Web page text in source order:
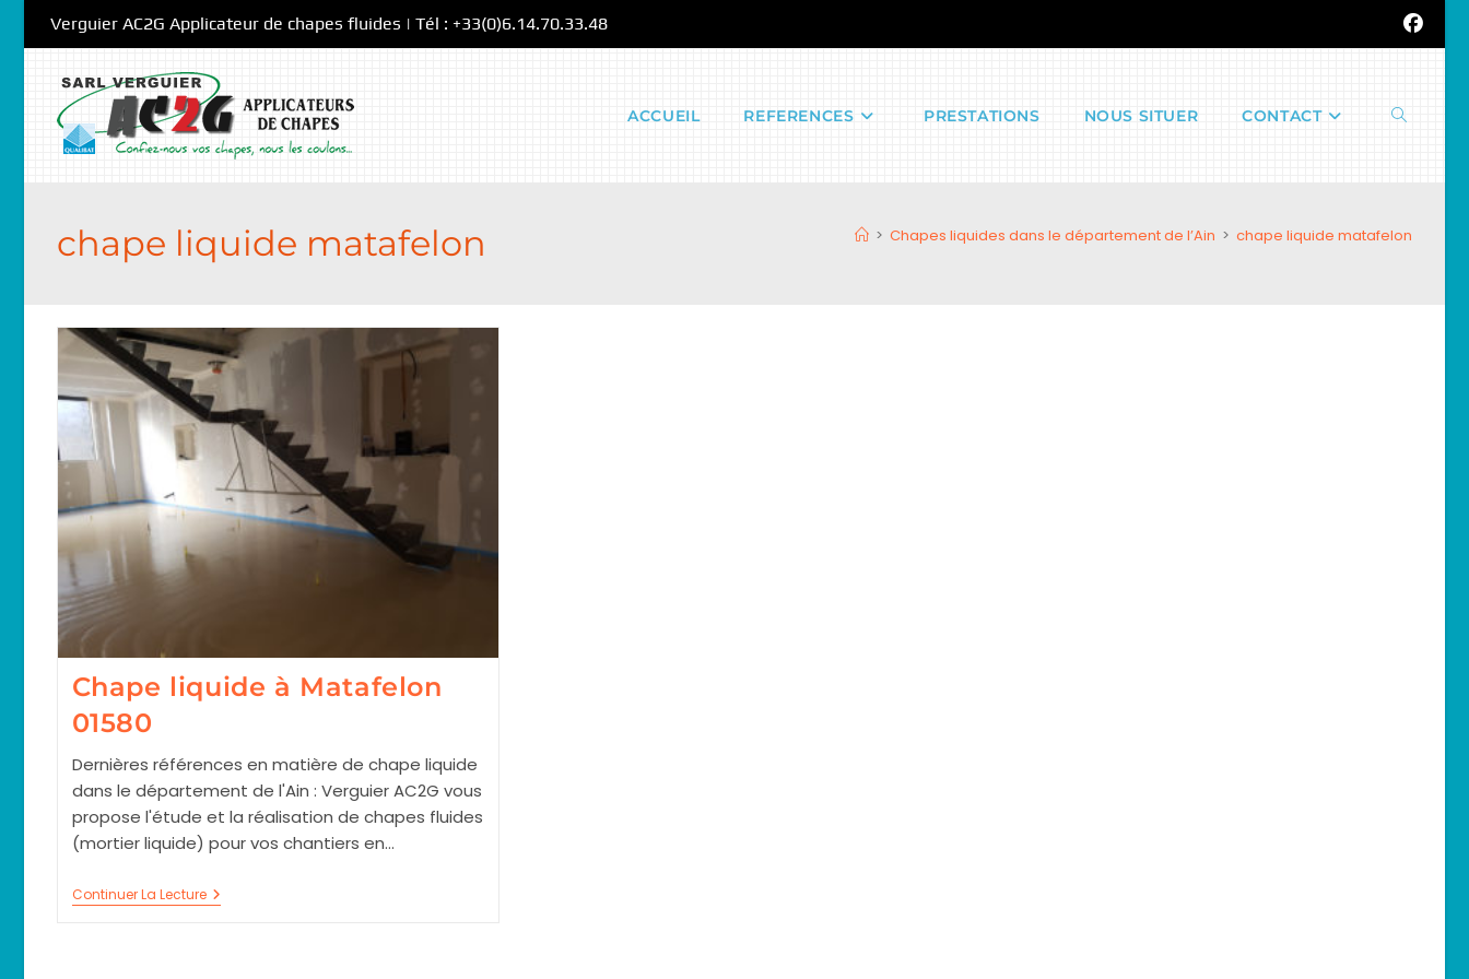
Verguier AC2G Applicateur de chapes fluides | Tél : +33(0)6.14.70.33.48
ACCUEIL REFERENCES PRESTATIONS NOUS SITUER CONTACT Toggle
chape liquide matafelon > Chapes liquides dans le département de l’Ain > chape liquide matafelon
Chape liquide à Matafelon
01580
Dernières références en matière de chape liquide
dans le département de l'Ain : Verguier AC2G vous
propose l'étude et la réalisation de chapes fluides
(mortier liquide) pour vos chantiers en…
Continuer La LectureChape
Liquide